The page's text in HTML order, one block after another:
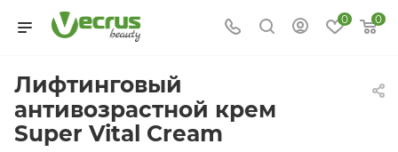
0 0
Лифтинговый
антивозрастной крем
Super Vital Cream